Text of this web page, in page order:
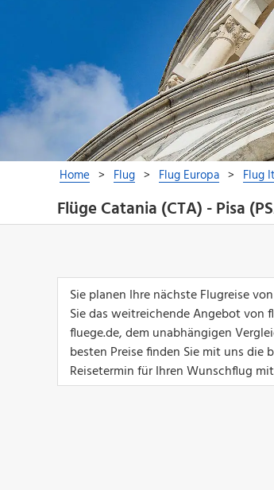
Flüge Catania (CTA) - Pisa
Sie planen Ihre nächste Flugreise
Sie das weitreichende Angebot von
fluege.de, dem unabhängigen
besten Preise finden Sie mit uns
Reisetermin für Ihren Wunschflug